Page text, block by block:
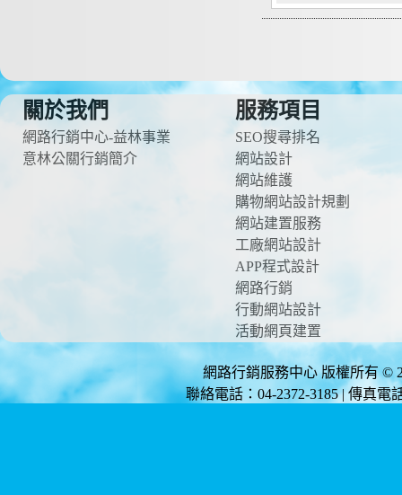
關於我們
網路行銷中心-益林事業
意林公關行銷簡介
服務項目
SEO搜尋排名
網站設計
網站維護
購物網站設計規劃
網站建置服務
工廠網站設計
APP程式設計
網路行銷
行動網站設計
活動網頁建置
網路行銷服務中心 版權所有 ©
聯絡電話：04-2372-3185 | 傳真電